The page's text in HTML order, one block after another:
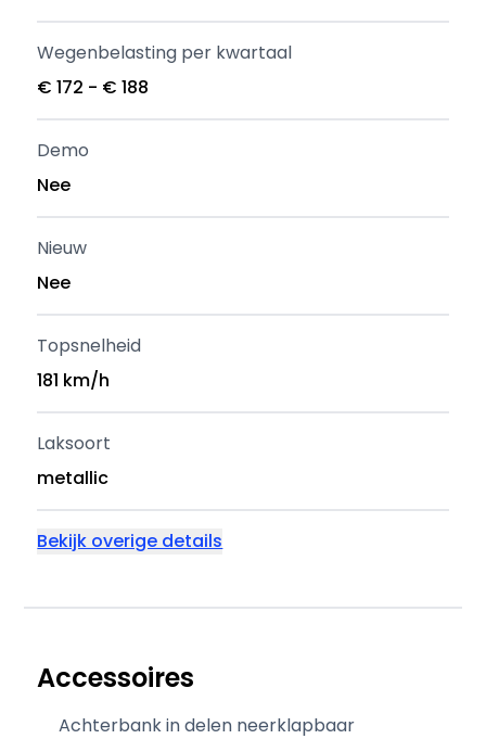
Wegenbelasting per kwartaal
€ 172 - € 188
Demo
Nee
Nieuw
Nee
Topsnelheid
181 km/h
Laksoort
metallic
Bekijk overige details
Accessoires
Achterbank in delen neerklapbaar